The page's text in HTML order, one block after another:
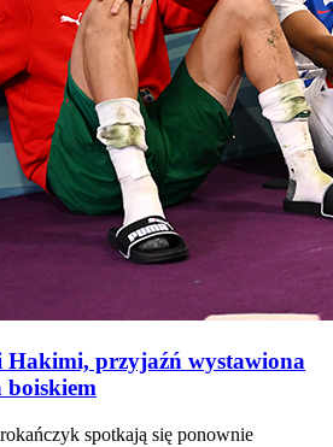
Hakimi, przyjaźń wystawiona
boiskiem
spotkają się ponownie